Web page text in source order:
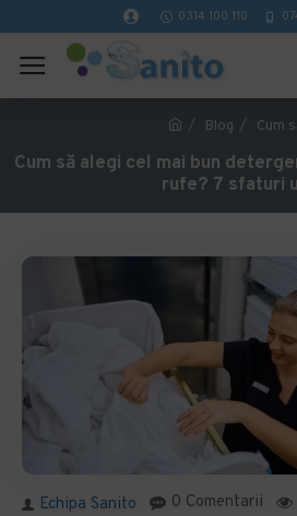
0314 100 110
Blog Cum să alegi cel mai bun detergent profesional pentru rufe?
Cum să alegi cel mai bun
rufe? 7 sfaturi
Echipa Sanito 0 Comentarii